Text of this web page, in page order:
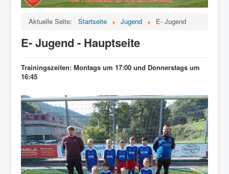
Jugend
Förderverein
Videoüberwachung
Kinder- und Jugendschutzkonzept
Aktuelle Seite: Startseite Jugend E- Jugend
E- Jugend - Hauptseite
Trainingszeiten: Montags um 17:00 und Donnerstags um
16:45